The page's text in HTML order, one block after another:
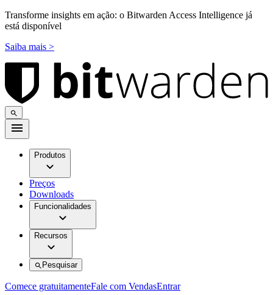
Transforme insights em ação: o Bitwarden Access Intelligence já
está disponível
Saiba mais >
Produtos
Preços
Downloads
Funcionalidades
Recursos
Pesquisar
Comece gratuitamenteFale com VendasEntrar